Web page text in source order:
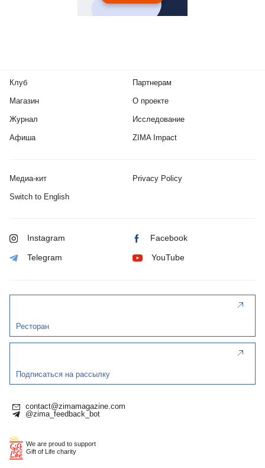
Клуб
Магазин
Журнал
Афиша
Партнерам
О проекте
Исследование
ZIMA Impact
Медиа-кит Privacy Policy
Switch to English
Instagram Facebook
Telegram YouTube
Ресторан
Подписаться на рассылку
contact@zimamagazine.com
@zima_feedback_bot
We are proud to support
Gift of Life charity